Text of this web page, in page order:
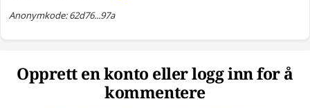
Anonymkode: 62d76...97a
Opprett en konto eller logg inn for å
kommentere